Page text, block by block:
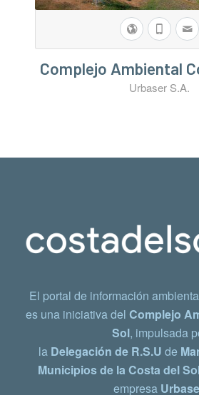
Complejo Ambiental
Urbaser S.A.
El portal de información
es una iniciativa delComplejo
Sol, impulsada
la Delegación de R.S.U de
Municipios de la Costa del
empresa